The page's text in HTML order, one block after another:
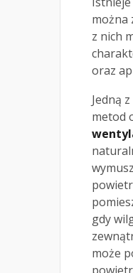
można
z nich
oraz
Jedną
metod
gdy
może